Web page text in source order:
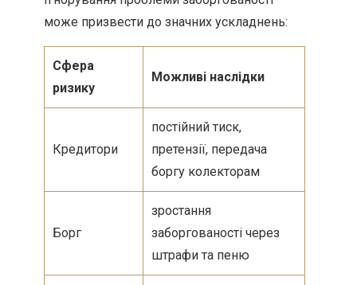
може призвести до значних ускладнень:
Сфера
ризику
Можливі наслідки
Кредитори
постійний тиск,
претензії, передача
боргу колекторам
Борг
зростання
заборгованості через
штрафи та пеню